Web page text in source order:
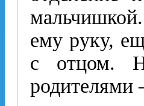
ему руку,
с отцом.
родителями